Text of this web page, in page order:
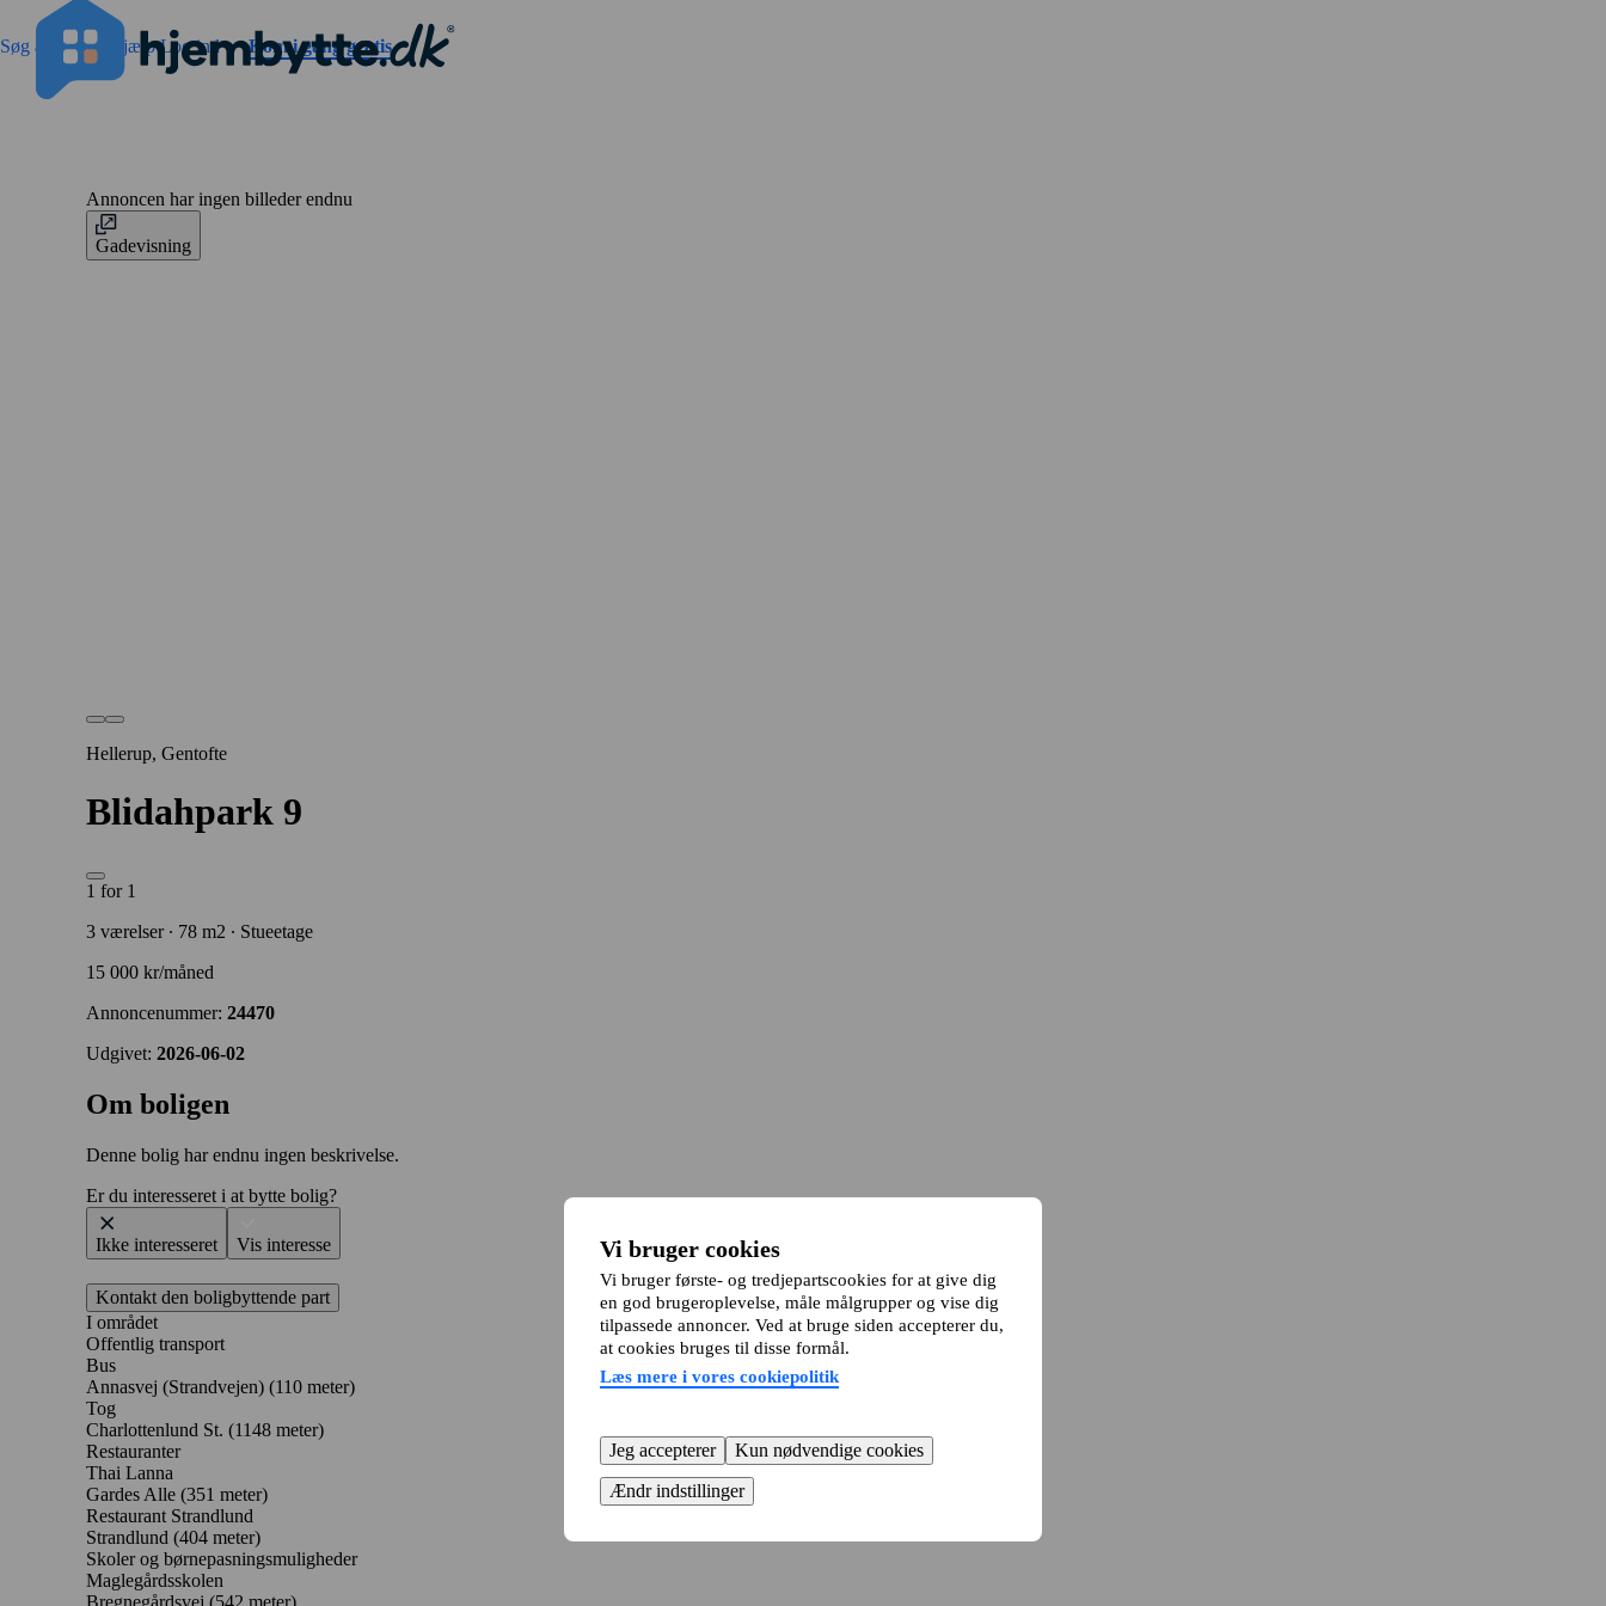
Gå til sidens indhold
Vi bruger cookies
Vi bruger første- og tredjepartscookies for at give dig
en god brugeroplevelse, måle målgrupper og vise dig
tilpassede annoncer. Ved at bruge siden accepterer du,
at cookies bruges til disse formål.
Læs mere i vores cookiepolitik
Jeg accepterer
Kun nødvendige cookies
Ændr indstillinger
Søg annoncer HjælpLog ind Kom i gang gratis
Annoncen har ingen billeder endnu
Gadevisning
Hellerup, Gentofte
Blidahpark 9
1 for 1
3 værelser ∙ 78 m2 ∙ Stueetage
15 000 kr/måned
Annoncenummer: 24470
Udgivet: 2026-06-02
Om boligen
Denne bolig har endnu ingen beskrivelse.
Er du interesseret i at bytte bolig?
Ikke interesseret Vis interesse
Kontakt den boligbyttende part
I området
Offentlig transport
Bus
Annasvej (Strandvejen) (110 meter)
Tog
Charlottenlund St. (1148 meter)
Restauranter
Thai Lanna
Gardes Alle (351 meter)
Restaurant Strandlund
Strandlund (404 meter)
Skoler og børnepasningsmuligheder
Maglegårdsskolen
Bregnegårdsvej (542 meter)